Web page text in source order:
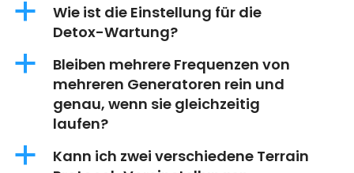
a
Wie ist die Einstellung für die
Detox-Wartung?
a
Bleiben mehrere Frequenzen von
mehreren Generatoren rein und
genau, wenn sie gleichzeitig
laufen?
a
Kann ich zwei verschiedene Terrain